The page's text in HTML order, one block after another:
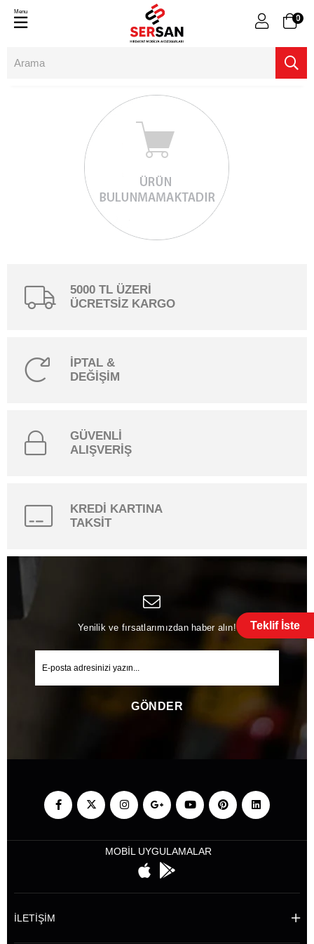
Teklif İste
0
Menu
5000 TL ÜZERİ
ÜCRETSİZ KARGO
İPTAL &
DEĞİŞİM
GÜVENLİ
ALIŞVERİŞ
KREDİ KARTINA
TAKSİT
Yenilik ve fırsatlarımızdan haber alın!
GÖNDER
MOBİL UYGULAMALAR
İLETİŞİM